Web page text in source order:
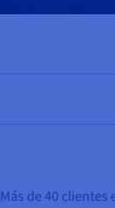
Más de 40 clientes